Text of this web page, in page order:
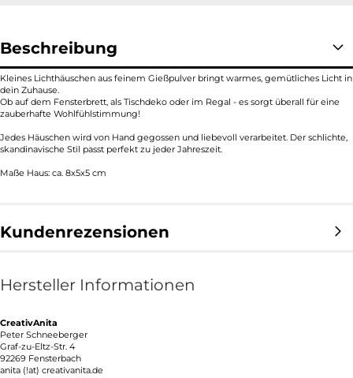
Beschreibung
Kleines Lichthäuschen aus feinem Gießpulver bringt warmes, gemütliches Licht in
dein Zuhause.
Ob auf dem Fensterbrett, als Tischdeko oder im Regal - es sorgt überall für eine
zauberhafte Wohlfühlstimmung!
Jedes Häuschen wird von Hand gegossen und liebevoll verarbeitet. Der schlichte,
skandinavische Stil passt perfekt zu jeder Jahreszeit.
Maße Haus: ca. 8x5x5 cm
Kundenrezensionen
Hersteller Informationen
CreativAnita
Peter Schneeberger
Graf-zu-Eltz-Str. 4
92269 Fensterbach
anita (!at) creativanita.de